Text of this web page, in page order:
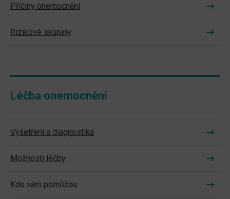
Příčiny onemocnění
Rizikové skupiny
Léčba onemocnění
Vyšetření a diagnostika
Možnosti léčby
Kde vám pomůžou